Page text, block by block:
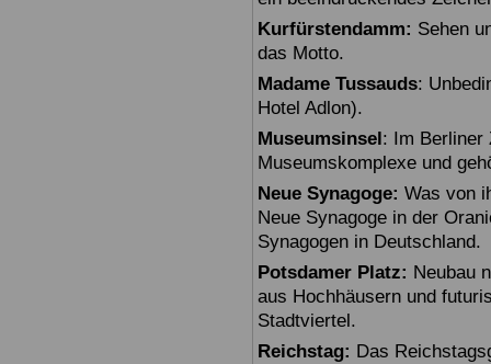
Kurfürstendamm: Sehen
das Motto.
Madame Tussauds:
Hotel Adlon).
Museumsinsel : Im Berliner
Museumskomplexe und
Neue Synagoge: Was von
Neue Synagoge in der
Synagogen in Deutschland.
Potsdamer Platz: Neubau
aus Hochhäusern und
Stadtviertel.
Reichstag: Das